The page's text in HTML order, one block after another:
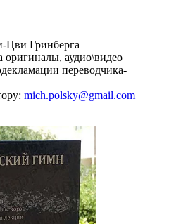
Цви Гринберга
аудио\видео
переводчика-
mich.polsky@gmail.com